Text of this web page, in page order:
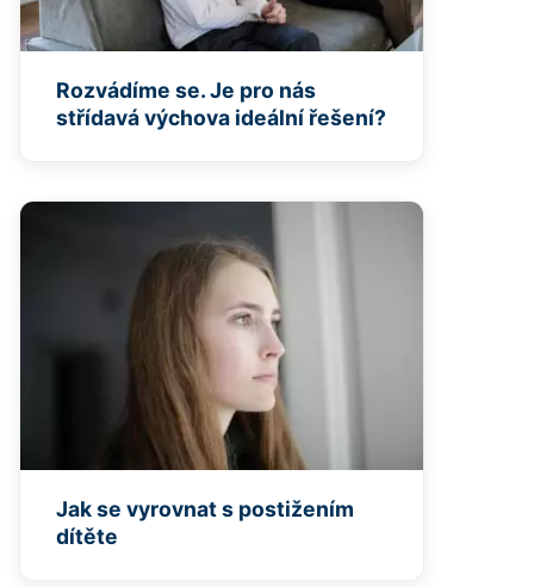
Rozvádíme se. Je pro nás
střídavá výchova ideální řešení?
Jak se vyrovnat s postižením
dítěte